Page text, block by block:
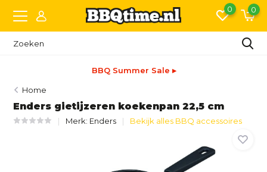
0 0
BBQ Summer Sale ▸
Home
Enders gietijzeren koekenpan 22,5 cm
Merk: Enders Bekijk alles BBQ accessoires